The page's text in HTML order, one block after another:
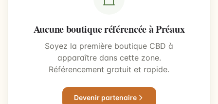
Aucune boutique référencée à Préaux
Soyez la première boutique CBD à
apparaître dans cette zone.
Référencement gratuit et rapide.
Devenir partenaire